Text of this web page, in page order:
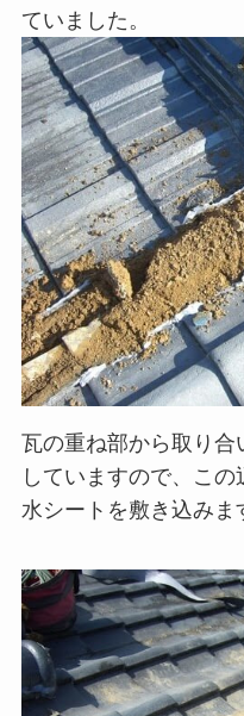
ていました。
瓦の重ね部から取り合
していますので、こ
水シートを敷き込みま